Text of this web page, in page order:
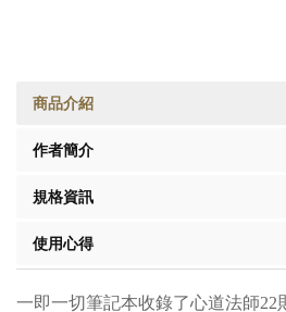
商品介紹
作者簡介
規格資訊
使用心得
一即一切筆記本收錄了心道法師22